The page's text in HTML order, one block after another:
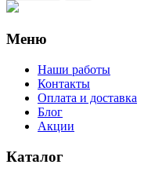
Меню
Наши работы
Контакты
Оплата и доставка
Блог
Акции
Каталог